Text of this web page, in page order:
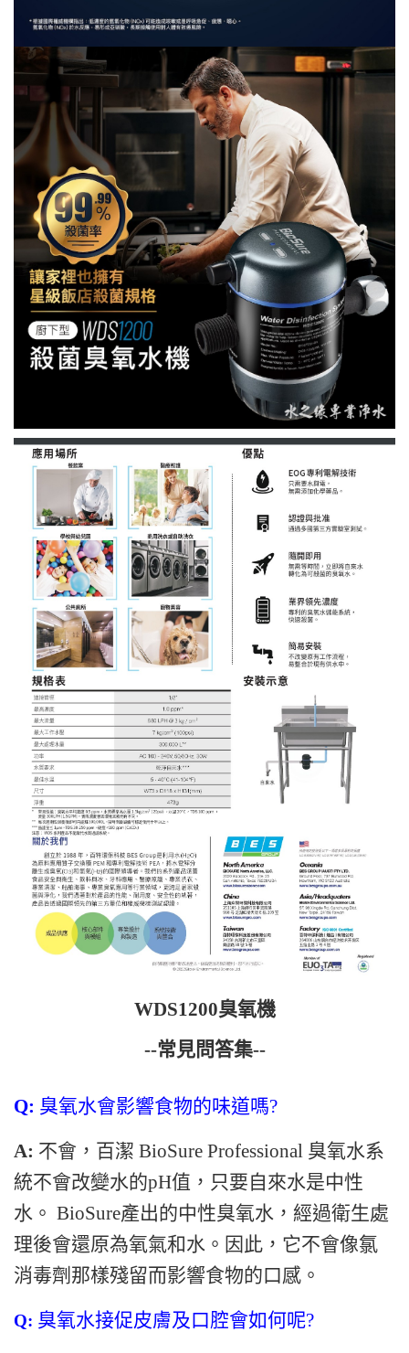
WDS1200臭氧機
--常見問答​​集--
Q: 臭氧水會影響食物的味道嗎?
A: 不會，百潔 BioSure Professional 臭氧水系
統不會改變水的pH值，只要自來水是中性
水。 BioSure產出的中性臭氧水，經過衛生處
理後會還原為氧氣和水。因此，它不會像氯
消毒劑那樣殘留而影響食物的口感。
Q: 臭氧水接促皮膚及口腔會如何呢?